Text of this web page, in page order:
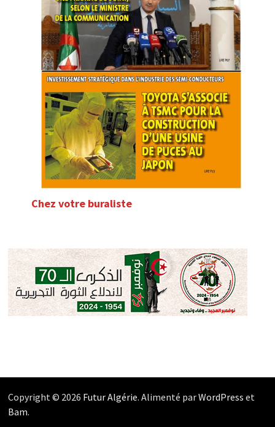
Chez votre buraliste
Copyright © 2026 Futur Algérie. Alimenté parWordPress et
Bam.